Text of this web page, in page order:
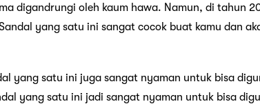
digandrungi oleh kaum hawa. Namun, di tahun
yang satu ini sangat cocok buat kamu dan
yang satu ini juga sangat nyaman untuk bisa
yang satu ini jadi sangat nyaman untuk bisa